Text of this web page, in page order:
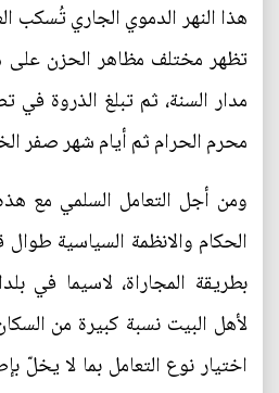
هذا النهر الدموي الجاري تُسكب
تظهر مختلف مظاهر الحزن على
مدار السنة، ثم تبلغ الذروة في
محرم الحرام ثم أيام شهر صفر
ومن أجل التعامل السلمي مع
الحكام والانظمة السياسية
بطريقة المجاراة، لاسيما في
لأهل البيت نسبة كبيرة من
اختيار نوع التعامل بما لا يخلّ